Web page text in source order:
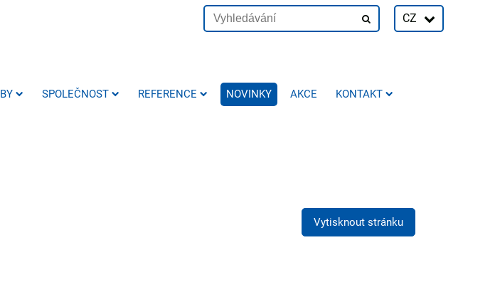
CZ
SPOLEČNOST REFERENCE NOVINKY AKCE KONTAKT
Vytisknout stránku